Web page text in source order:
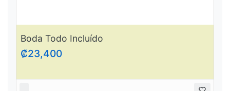
Boda Todo Incluído
₡23,400